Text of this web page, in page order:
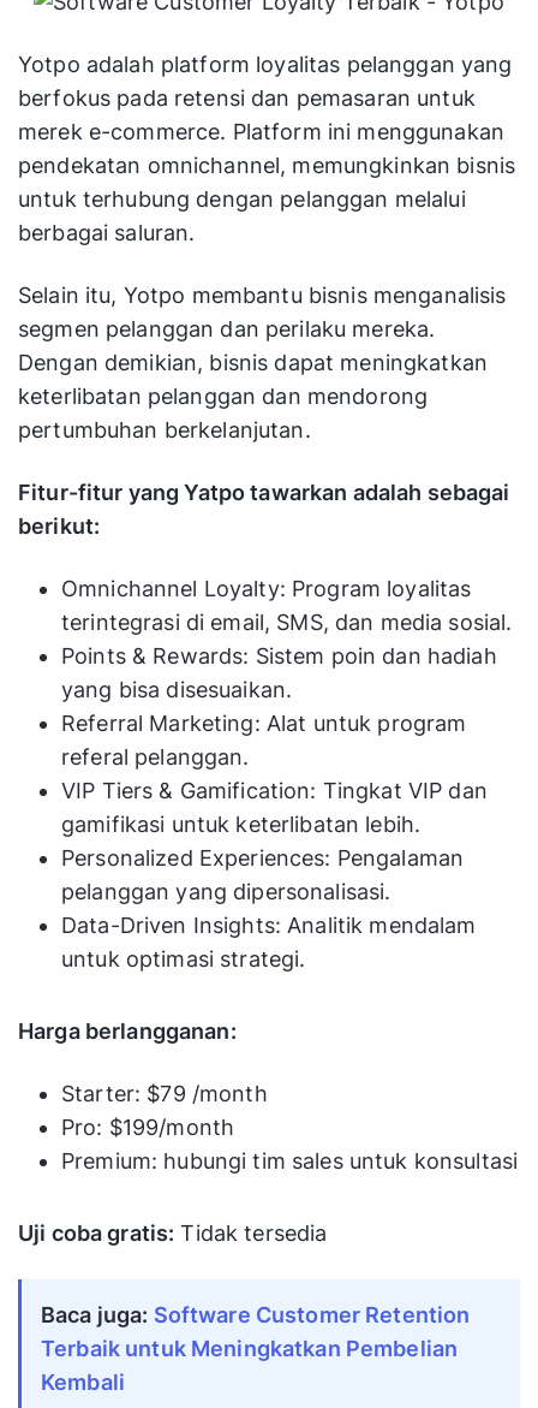
Yotpo adalah platform loyalitas pelanggan yang
berfokus pada retensi dan pemasaran untuk
merek e-commerce. Platform ini menggunakan
pendekatan omnichannel, memungkinkan bisnis
untuk terhubung dengan pelanggan melalui
berbagai saluran.
Selain itu, Yotpo membantu bisnis menganalisis
segmen pelanggan dan perilaku mereka.
Dengan demikian, bisnis dapat meningkatkan
keterlibatan pelanggan dan mendorong
pertumbuhan berkelanjutan.
Fitur-fitur yang Yatpo tawarkan adalah sebagai
berikut:
Omnichannel Loyalty: Program loyalitas
terintegrasi di email, SMS, dan media sosial.
Points & Rewards: Sistem poin dan hadiah
yang bisa disesuaikan.
Referral Marketing: Alat untuk program
referal pelanggan.
VIP Tiers & Gamification: Tingkat VIP dan
gamifikasi untuk keterlibatan lebih.
Personalized Experiences: Pengalaman
pelanggan yang dipersonalisasi.
Data-Driven Insights: Analitik mendalam
untuk optimasi strategi.
Harga berlangganan:
Starter: $79 /month
Pro: $199/month
Premium: hubungi tim sales untuk konsultasi
Uji coba gratis: Tidak tersedia
Baca juga: Software Customer Retention
Terbaik untuk Meningkatkan Pembelian
Kembali